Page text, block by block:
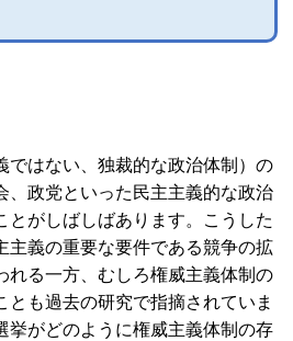
ではない、独裁的な政治体制）の
、政党といった民主主義的な政治
とがしばしばあります。こうした
主義の重要な要件である競争の拡
れる一方、むしろ権威主義体制の
とも過去の研究で指摘されていま
挙がどのように権威主義体制の存